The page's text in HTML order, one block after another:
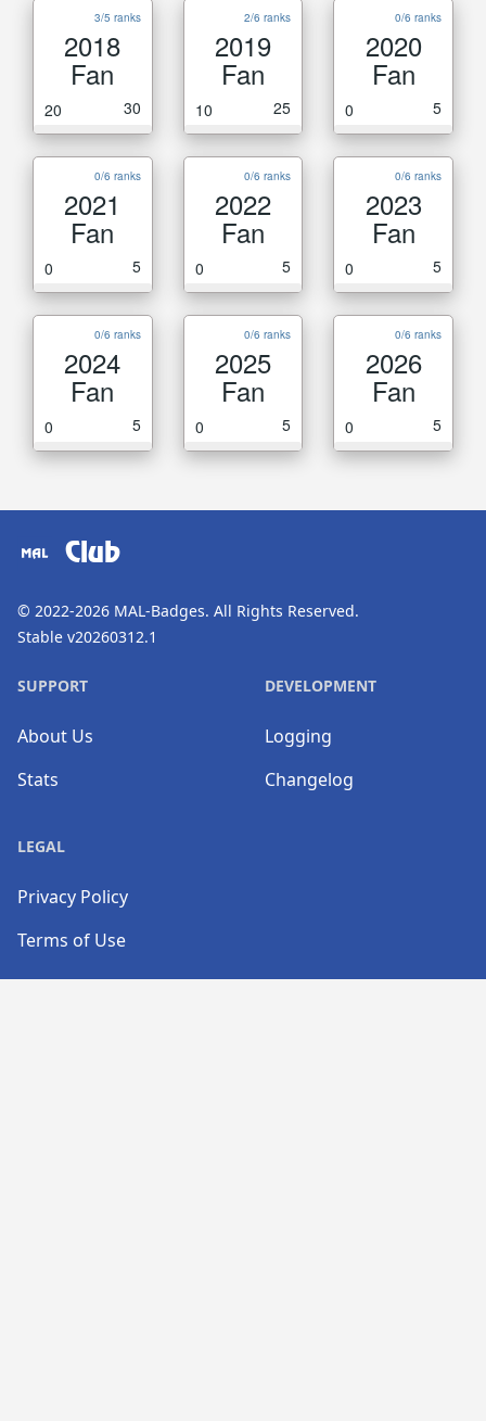
3/5 ranks
2018
Fan
20 30
2/6 ranks
2019
Fan
10 25
0/6 ranks
2020
Fan
0 5
0/6 ranks
2021
Fan
0 5
0/6 ranks
2022
Fan
0 5
0/6 ranks
2023
Fan
0 5
0/6 ranks
2024
Fan
0 5
0/6 ranks
2025
Fan
0 5
0/6 ranks
2026
Fan
0 5
Club
© 2022-2026 MAL-Badges. All Rights Reserved.
Stable v20260312.1
SUPPORT
About Us
Stats
DEVELOPMENT
Logging
Changelog
LEGAL
Privacy Policy
Terms of Use